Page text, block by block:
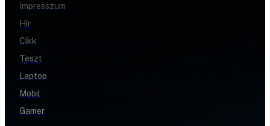
Impresszum
Hír
Cikk
Teszt
Laptop
Mobil
Gamer